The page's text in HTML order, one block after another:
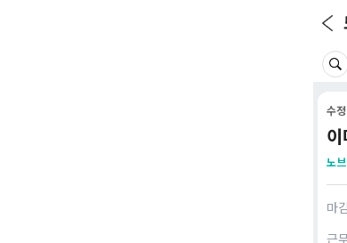
수
노
마
근